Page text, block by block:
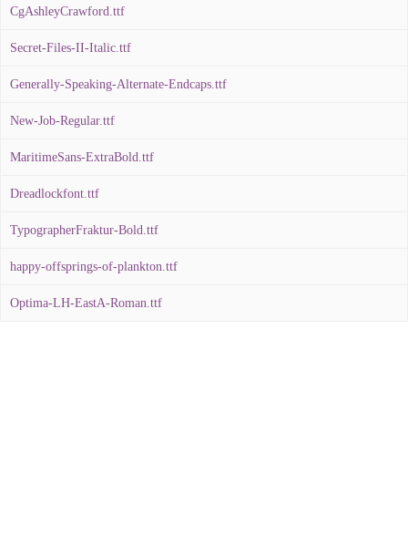
CgAshleyCrawford.ttf
Secret-Files-II-Italic.ttf
Generally-Speaking-Alternate-Endcaps.ttf
New-Job-Regular.ttf
MaritimeSans-ExtraBold.ttf
Dreadlockfont.ttf
TypographerFraktur-Bold.ttf
happy-offsprings-of-plankton.ttf
Optima-LH-EastA-Roman.ttf